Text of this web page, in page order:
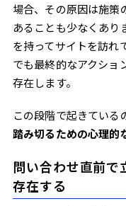
場合、その原因は施策
あることも少なくあり
を持ってサイトを訪れ
でも最終的なアクショ
存在します。
この段階で起きている
踏み切るための心理的
問い合わせ直前で
存在する